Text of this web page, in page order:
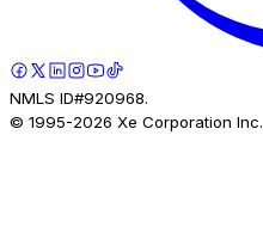
NMLS ID#920968.
© 1995-2026 Xe Corporation Inc.